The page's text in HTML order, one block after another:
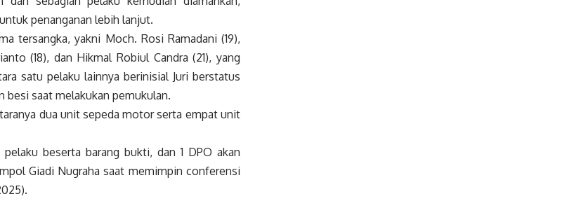
penanganan lebih lanjut.
tersangka, yakni Moch. Rosi Ramadani (19),
(18), dan Hikmal Robiul Candra (21), yang
satu pelaku lainnya berinisial Juri berstatus
besi saat melakukan pemukulan.
dua unit sepeda motor serta empat unit
beserta barang bukti, dan 1 DPO akan
Giadi Nugraha saat memimpin conferensi